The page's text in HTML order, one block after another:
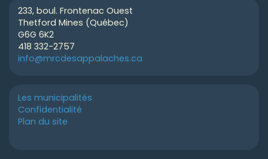
233, boul. Frontenac Ouest
Thetford Mines (Québec)
G6G 6K2
418 332-2757
info@mrcdesappalaches.ca
Les municipalités
Confidentialité
Plan du site